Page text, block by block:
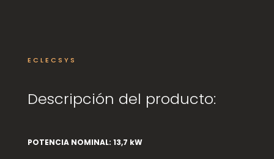
ECLECSYS
Descripción del producto:
POTENCIA NOMINAL: 13,7 kW